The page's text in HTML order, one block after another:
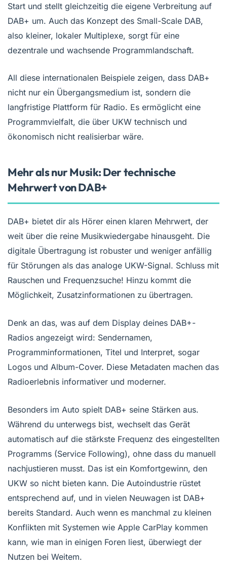
Start und stellt gleichzeitig die eigene Verbreitung auf
DAB+ um. Auch das Konzept des Small-Scale DAB,
also kleiner, lokaler Multiplexe, sorgt für eine
dezentrale und wachsende Programmlandschaft.
All diese internationalen Beispiele zeigen, dass DAB+
nicht nur ein Übergangsmedium ist, sondern die
langfristige Plattform für Radio. Es ermöglicht eine
Programmvielfalt, die über UKW technisch und
ökonomisch nicht realisierbar wäre.
Mehr als nur Musik: Der technische
Mehrwert von DAB+
DAB+ bietet dir als Hörer einen klaren Mehrwert, der
weit über die reine Musikwiedergabe hinausgeht. Die
digitale Übertragung ist robuster und weniger anfällig
für Störungen als das analoge UKW-Signal. Schluss mit
Rauschen und Frequenzsuche! Hinzu kommt die
Möglichkeit, Zusatzinformationen zu übertragen.
Denk an das, was auf dem Display deines DAB+-
Radios angezeigt wird: Sendernamen,
Programminformationen, Titel und Interpret, sogar
Logos und Album-Cover. Diese Metadaten machen das
Radioerlebnis informativer und moderner.
Besonders im Auto spielt DAB+ seine Stärken aus.
Während du unterwegs bist, wechselt das Gerät
automatisch auf die stärkste Frequenz des eingestellten
Programms (Service Following), ohne dass du manuell
nachjustieren musst. Das ist ein Komfortgewinn, den
UKW so nicht bieten kann. Die Autoindustrie rüstet
entsprechend auf, und in vielen Neuwagen ist DAB+
bereits Standard. Auch wenn es manchmal zu kleinen
Konflikten mit Systemen wie Apple CarPlay kommen
kann, wie man in einigen Foren liest, überwiegt der
Nutzen bei Weitem.